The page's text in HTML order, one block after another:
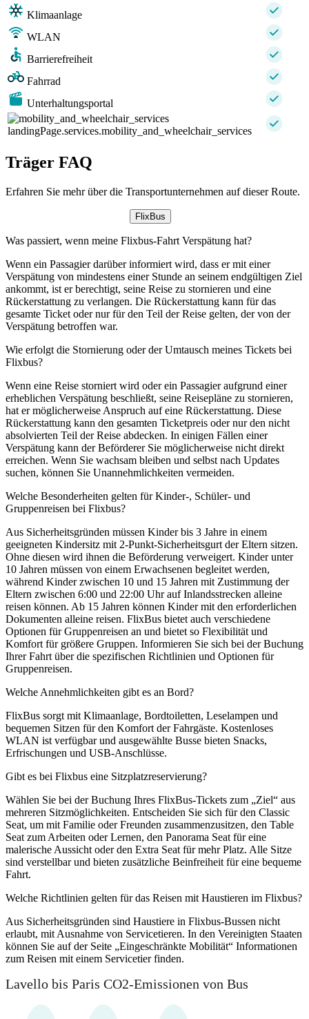
Klimaanlage
WLAN
Barrierefreiheit
Fahrrad
Unterhaltungsportal
landingPage.services.mobility_and_wheelchair_services
Träger FAQ
Erfahren Sie mehr über die Transportunternehmen auf dieser Route.
FlixBus
Was passiert, wenn meine Flixbus-Fahrt Verspätung hat?
Wenn ein Passagier darüber informiert wird, dass er mit einer
Verspätung von mindestens einer Stunde an seinem endgültigen Ziel
ankommt, ist er berechtigt, seine Reise zu stornieren und eine
Rückerstattung zu verlangen. Die Rückerstattung kann für das
gesamte Ticket oder nur für den Teil der Reise gelten, der von der
Verspätung betroffen war.
Wie erfolgt die Stornierung oder der Umtausch meines Tickets bei
Flixbus?
Wenn eine Reise storniert wird oder ein Passagier aufgrund einer
erheblichen Verspätung beschließt, seine Reisepläne zu stornieren,
hat er möglicherweise Anspruch auf eine Rückerstattung. Diese
Rückerstattung kann den gesamten Ticketpreis oder nur den nicht
absolvierten Teil der Reise abdecken. In einigen Fällen einer
Verspätung kann der Beförderer Sie möglicherweise nicht direkt
erreichen. Wenn Sie wachsam bleiben und selbst nach Updates
suchen, können Sie Unannehmlichkeiten vermeiden.
Welche Besonderheiten gelten für Kinder-, Schüler- und
Gruppenreisen bei Flixbus?
Aus Sicherheitsgründen müssen Kinder bis 3 Jahre in einem
geeigneten Kindersitz mit 2-Punkt-Sicherheitsgurt der Eltern sitzen.
Ohne diesen wird ihnen die Beförderung verweigert. Kinder unter
10 Jahren müssen von einem Erwachsenen begleitet werden,
während Kinder zwischen 10 und 15 Jahren mit Zustimmung der
Eltern zwischen 6:00 und 22:00 Uhr auf Inlandsstrecken alleine
reisen können. Ab 15 Jahren können Kinder mit den erforderlichen
Dokumenten alleine reisen. FlixBus bietet auch verschiedene
Optionen für Gruppenreisen an und bietet so Flexibilität und
Komfort für größere Gruppen. Informieren Sie sich bei der Buchung
Ihrer Fahrt über die spezifischen Richtlinien und Optionen für
Gruppenreisen.
Welche Annehmlichkeiten gibt es an Bord?
FlixBus sorgt mit Klimaanlage, Bordtoiletten, Leselampen und
bequemen Sitzen für den Komfort der Fahrgäste. Kostenloses
WLAN ist verfügbar und ausgewählte Busse bieten Snacks,
Erfrischungen und USB-Anschlüsse.
Gibt es bei Flixbus eine Sitzplatzreservierung?
Wählen Sie bei der Buchung Ihres FlixBus-Tickets zum „Ziel“ aus
mehreren Sitzmöglichkeiten. Entscheiden Sie sich für den Classic
Seat, um mit Familie oder Freunden zusammenzusitzen, den Table
Seat zum Arbeiten oder Lernen, den Panorama Seat für eine
malerische Aussicht oder den Extra Seat für mehr Platz. Alle Sitze
sind verstellbar und bieten zusätzliche Beinfreiheit für eine bequeme
Fahrt.
Welche Richtlinien gelten für das Reisen mit Haustieren im Flixbus?
Aus Sicherheitsgründen sind Haustiere in Flixbus-Bussen nicht
erlaubt, mit Ausnahme von Servicetieren. In den Vereinigten Staaten
können Sie auf der Seite „Eingeschränkte Mobilität“ Informationen
zum Reisen mit einem Servicetier finden.
Lavello bis Paris CO2-Emissionen von Bus